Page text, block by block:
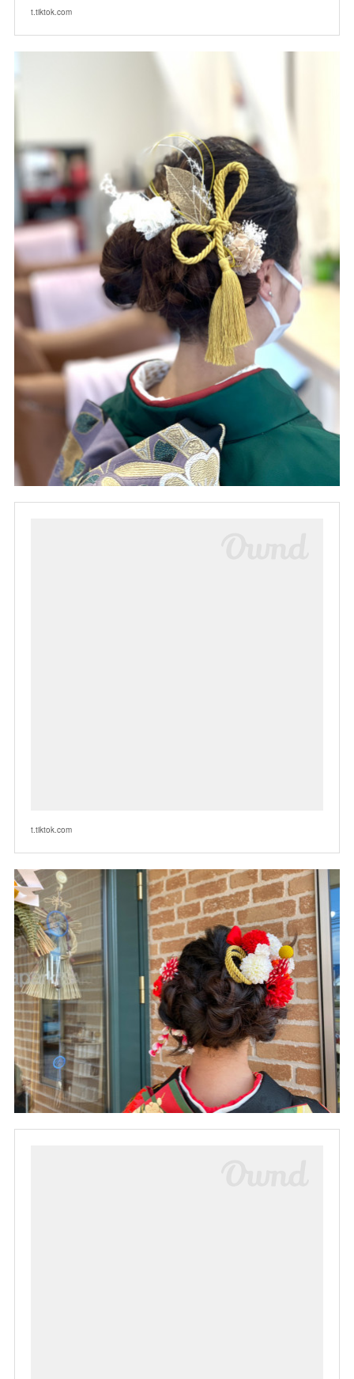
t.tiktok.com
t.tiktok.com